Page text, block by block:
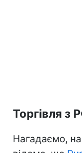
Торгівля з
Нагадаємо,